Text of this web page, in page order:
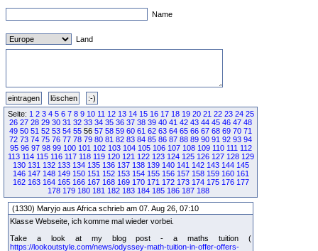
Name
Land
Seite: 1 2 3 4 5 6 7 8 9 10 11 12 13 14 15 16 17 18 19 20 21 22 23 24 25
26 27 28 29 30 31 32 33 34 35 36 37 38 39 40 41 42 43 44 45 46 47 48
49 50 51 52 53 54 55 56 57 58 59 60 61 62 63 64 65 66 67 68 69 70 71
72 73 74 75 76 77 78 79 80 81 82 83 84 85 86 87 88 89 90 91 92 93 94
95 96 97 98 99 100 101 102 103 104 105 106 107 108 109 110 111 112
113 114 115 116 117 118 119 120 121 122 123 124 125 126 127 128 129
130 131 132 133 134 135 136 137 138 139 140 141 142 143 144 145
146 147 148 149 150 151 152 153 154 155 156 157 158 159 160 161
162 163 164 165 166 167 168 169 170 171 172 173 174 175 176 177
178 179 180 181 182 183 184 185 186 187 188
(1330) Maryjo aus Africa schrieb am 07. Aug 26, 07:10
Klasse Webseite, ich komme mal wieder vorbei.
Take a look at my blog post - a maths tuition (
https://lookoutstyle.com/news/odyssey-math-tuition-in-offer-offers-